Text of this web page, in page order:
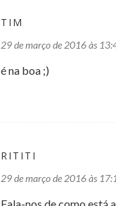
TIM
29 de março de 2016 às
é na boa ;)
RITITI
29 de março de 2016 às